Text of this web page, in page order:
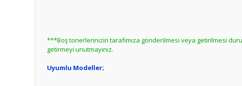
***Boş tonerlerinizin tarafımıza gönderilmesi veya getirilmesi
getirmeyi unutmayınız.
Uyumlu Modeller;